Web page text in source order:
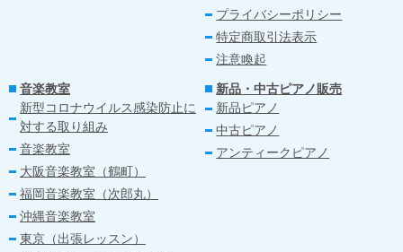
プライバシーポリシー
特定商取引法表示
注意喚起
音楽教室
新型コロナウイルス感染防止に
対する取り組み
音楽教室
大阪音楽教室（鶴町）
福岡音楽教室（次郎丸）
沖縄音楽教室
東京（出張レッスン）
新品・中古ピアノ販売
新品ピアノ
中古ピアノ
アンティークピアノ